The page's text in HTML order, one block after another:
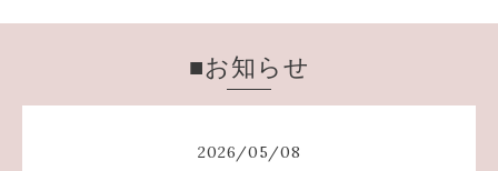
■お知らせ
2026/05/08